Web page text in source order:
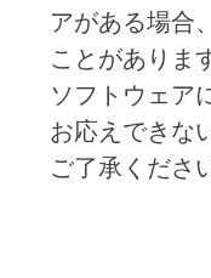
アがある場合
ことがありま
ソフトウェア
お応えできな
ご了承くださ